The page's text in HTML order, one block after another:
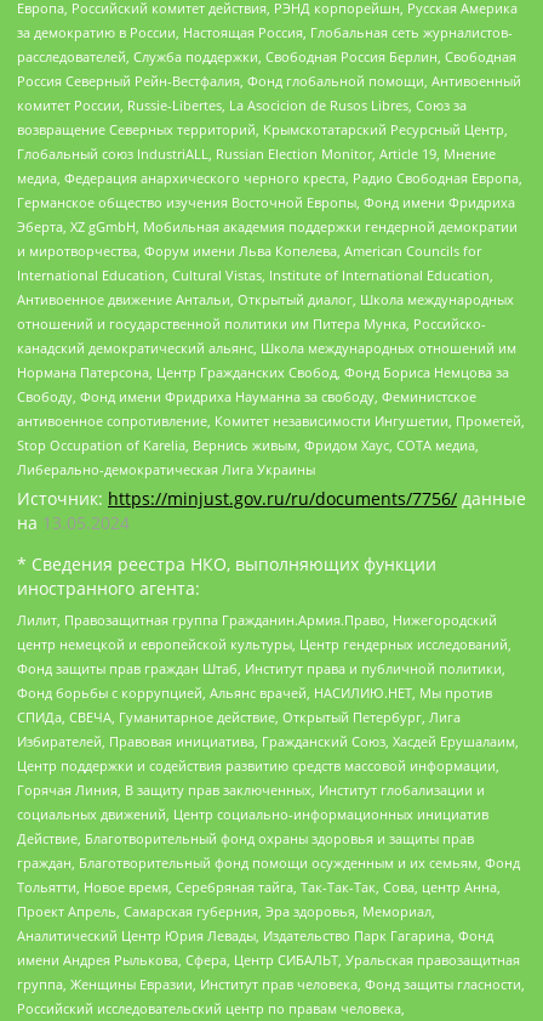
Европа, Российский комитет действия, РЭНД корпорейшн, Русская Америка
за демократию в России, Настоящая Россия, Глобальная сеть журналистов-
расследователей, Служба поддержки, Свободная Россия Берлин, Свободная
Россия Северный Рейн-Вестфалия, Фонд глобальной помощи, Антивоенный
комитет России, Russie-Libertes, La Asocicion de Rusos Libres, Союз за
возвращение Северных территорий, Крымскотатарский Ресурсный Центр,
Глобальный союз IndustriALL, Russian Election Monitor, Article 19, Мнение
медиа, Федерация анархического черного креста, Радио Свободная Европа,
Германское общество изучения Восточной Европы, Фонд имени Фридриха
Эберта, XZ gGmbH, Мобильная академия поддержки гендерной демократии
и миротворчества, Форум имени Льва Копелева, American Councils for
International Education, Cultural Vistas, Institute of International Education,
Антивоенное движение Антальи, Открытый диалог, Школа международных
отношений и государственной политики им Питера Мунка, Российско-
канадский демократический альянс, Школа международных отношений им
Нормана Патерсона, Центр Гражданских Свобод, Фонд Бориса Немцова за
Свободу, Фонд имени Фридриха Науманна за свободу, Феминистское
антивоенное сопротивление, Комитет независимости Ингушетии, Прометей,
Stop Occupation of Karelia, Вернись живым, Фридом Хаус, СОТА медиа,
Либерально-демократическая Лига Украины
Источник: https://minjust.gov.ru/ru/documents/7756/ данные
на 13.05.2024
* Сведения реестра НКО, выполняющих функции
иностранного агента:
Лилит, Правозащитная группа Гражданин.Армия.Право, Нижегородский
центр немецкой и европейской культуры, Центр гендерных исследований,
Фонд защиты прав граждан Штаб, Институт права и публичной политики,
Фонд борьбы с коррупцией, Альянс врачей, НАСИЛИЮ.НЕТ, Мы против
СПИДа, СВЕЧА, Гуманитарное действие, Открытый Петербург, Лига
Избирателей, Правовая инициатива, Гражданский Союз, Хасдей Ерушалаим,
Центр поддержки и содействия развитию средств массовой информации,
Горячая Линия, В защиту прав заключенных, Институт глобализации и
социальных движений, Центр социально-информационных инициатив
Действие, Благотворительный фонд охраны здоровья и защиты прав
граждан, Благотворительный фонд помощи осужденным и их семьям, Фонд
Тольятти, Новое время, Серебряная тайга, Так-Так-Так, Сова, центр Анна,
Проект Апрель, Самарская губерния, Эра здоровья, Мемориал,
Аналитический Центр Юрия Левады, Издательство Парк Гагарина, Фонд
имени Андрея Рылькова, Сфера, Центр СИБАЛЬТ, Уральская правозащитная
группа, Женщины Евразии, Институт прав человека, Фонд защиты гласности,
Российский исследовательский центр по правам человека,